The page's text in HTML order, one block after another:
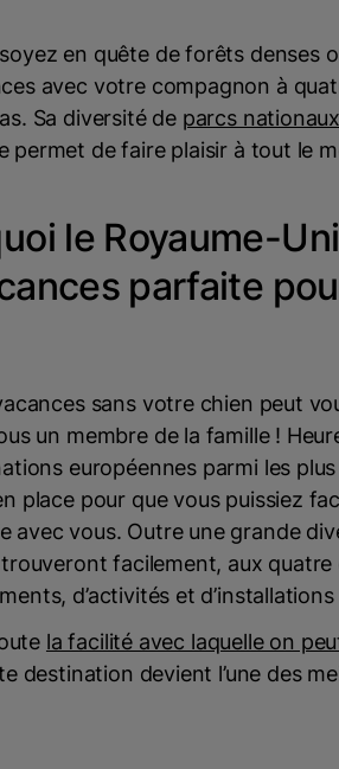
en quête de forêts denses
avec votre compagnon à
Sa diversité de parcs nationaux
permet de faire plaisir à tout le
le Royaume-
parfaite
sans votre chien peut
un membre de la famille !
européennes parmi les
place pour que vous puissiez
avec vous. Outre une grande
facilement, aux
d’activités et
la facilité avec laquelle on
destination devient l’une des